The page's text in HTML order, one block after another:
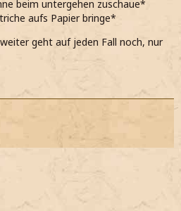
beim untergehen zuschaue*
aufs Papier bringe*
geht auf jeden Fall noch, nur